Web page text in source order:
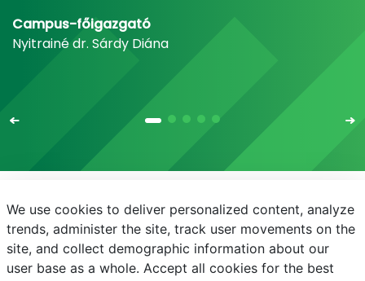
Campus-főigazgató
Nyitrainé dr. Sárdy Diána
E-mail Telefonkönyv NEPTUN
E-learning
Adatvédelem
We use cookies to deliver personalized content, analyze
trends, administer the site, track user movements on the
site, and collect demographic information about our
user base as a whole. Accept all cookies for the best